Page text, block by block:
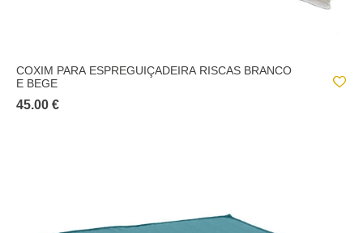
COXIM PARA ESPREGUIÇADEIRA RISCAS BRANCO
E BEGE
45.00 €